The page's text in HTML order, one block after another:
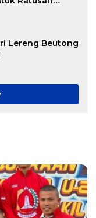
Lereng Beutong